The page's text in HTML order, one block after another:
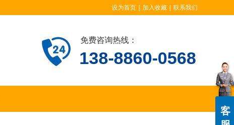
138-8860-0568
免费咨询热线：
设为首页 加入收藏 联系我们
客